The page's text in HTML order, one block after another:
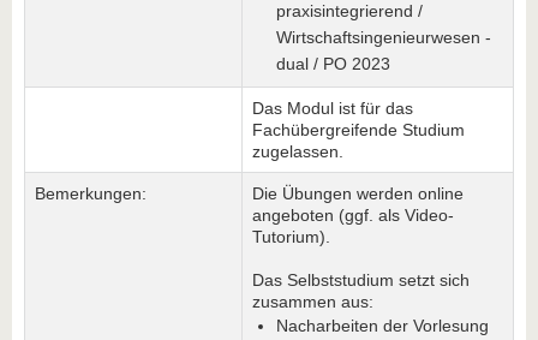
praxisintegrierend /
Wirtschaftsingenieurwesen -
dual / PO 2023
Das Modul ist für das
Fachübergreifende Studium
zugelassen.
Bemerkungen:
Die Übungen werden online
angeboten (ggf. als Video-
Tutorium).
Das Selbststudium setzt sich
zusammen aus:
Nacharbeiten der Vorlesung